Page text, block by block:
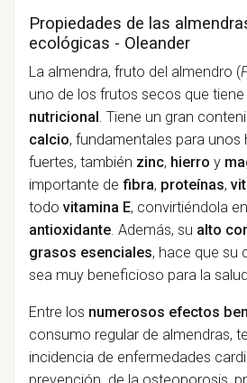
Propiedades de las
ecológicas - Oleander
La almendra, fruto del almendro (
uno de los frutos secos que tiene
nutricional. Tiene un gran
calcio, fundamentales para unos
fuertes, también zinc, hierro y
importante de fibra, proteínas,
todo vitamina E, convirtiéndola
antioxidante. Además, su alto
grasos esenciales, hace que su
sea muy beneficioso para la
Entre los numerosos efectos
consumo regular de almendras,
incidencia de enfermedades